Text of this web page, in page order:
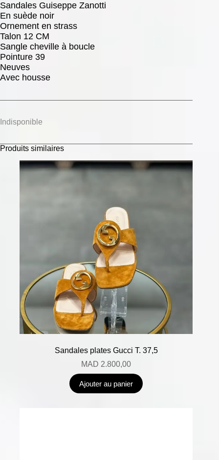
Sandales Guiseppe Zanotti
En suède noir
Ornement en strass
Talon 12 CM
Sangle cheville à boucle
Pointure 39
Neuves
Avec housse
Indisponible
Produits similaires
Sandales plates Gucci T. 37,5
MAD 2.800,00
Ajouter au panier